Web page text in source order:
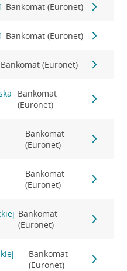
Bankomat (Euronet)
Bankomat (Euronet)
Bankomat (Euronet)
Bankomat
(Euronet)
Bankomat
(Euronet)
Bankomat
(Euronet)
Bankomat
(Euronet)
Bankomat
(Euronet)